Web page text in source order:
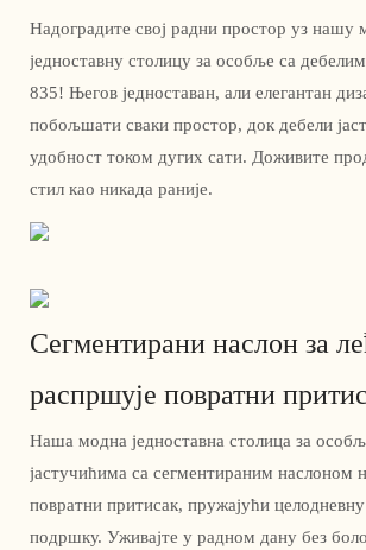
Надоградите свој радни простор уз нашу
једноставну столицу за особље са
835! Његов једноставан, али елегантан
побољшати сваки простор, док дебели
удобност током дугих сати. Доживите
стил као никада раније.
Сегментирани наслон за
распршује повратни
Наша модна једноставна столица за
јастучићима са сегментираним наслоном
повратни притисак, пружајући
подршку. Уживајте у радном дану без